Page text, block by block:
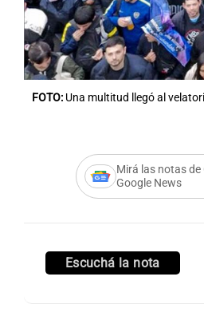
FOTO: Una multitud llegó al
Mirá las notas de
Google News
Escuchá la nota